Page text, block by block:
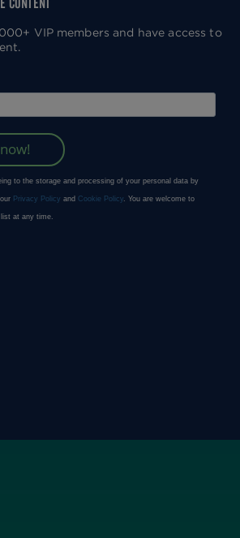
CONTENT
VIP members and have access to